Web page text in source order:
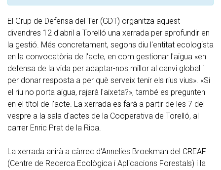
El Grup de Defensa del Ter (GDT) organitza aquest
divendres 12 d'abril a Torelló una xerrada per aprofundir en
la gestió. Més concretament, segons diu l'entitat ecologista
en la convocatòria de l'acte, en com gestionar l'aigua «en
defensa de la vida per adaptar-nos millor al canvi global i
per donar resposta a per què serveix tenir els rius vius». «Si
el riu no porta aigua, rajarà l'aixeta?», també es pregunten
en el títol de l'acte. La xerrada es farà a partir de les 7 del
vespre a la sala d'actes de la Cooperativa de Torelló, al
carrer Enric Prat de la Riba.
La xerrada anirà a càrrec d‘Annelies Broekman del CREAF
(Centre de Recerca Ecològica i Aplicacions Forestals) i la